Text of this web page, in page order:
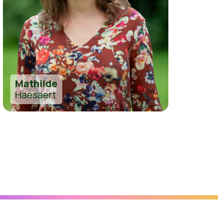
Mathilde
Haesaert